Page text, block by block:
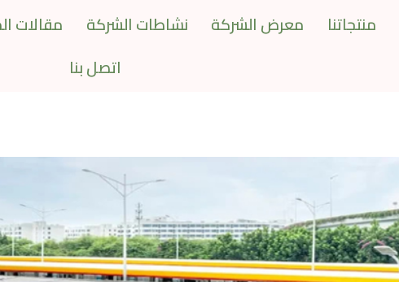
منتجاتنا معرض الشركة نشاطات الشركة مقالات
اتصل بنا